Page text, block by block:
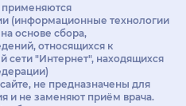
(информационные технологии
основе сбора,
относящихся к
сети "Интернет", находящихся
не предназначены для
и не заменяют приём врача.